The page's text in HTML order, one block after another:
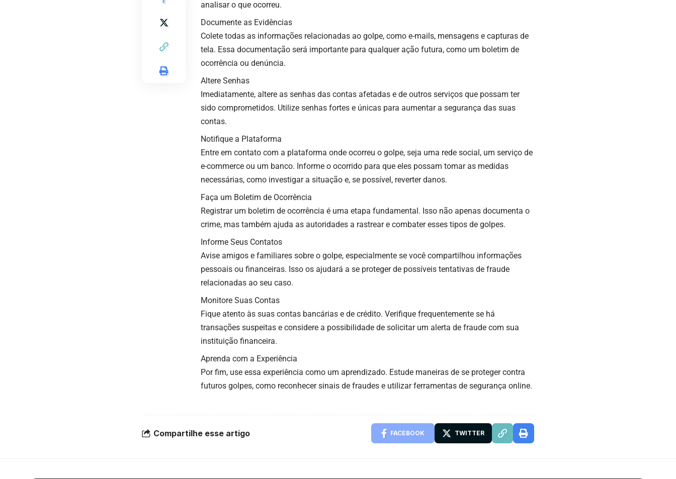
analisar o que ocorreu.
Documente as Evidências
Colete todas as informações relacionadas ao golpe, como e-mails, mensagens e capturas de
tela. Essa documentação será importante para qualquer ação futura, como um boletim de
ocorrência ou denúncia.
Altere Senhas
Imediatamente, altere as senhas das contas afetadas e de outros serviços que possam ter
sido comprometidos. Utilize senhas fortes e únicas para aumentar a segurança das suas
contas.
Notifique a Plataforma
Entre em contato com a plataforma onde ocorreu o golpe, seja uma rede social, um serviço de
e-commerce ou um banco. Informe o ocorrido para que eles possam tomar as medidas
necessárias, como investigar a situação e, se possível, reverter danos.
Faça um Boletim de Ocorrência
Registrar um boletim de ocorrência é uma etapa fundamental. Isso não apenas documenta o
crime, mas também ajuda as autoridades a rastrear e combater esses tipos de golpes.
Informe Seus Contatos
Avise amigos e familiares sobre o golpe, especialmente se você compartilhou informações
pessoais ou financeiras. Isso os ajudará a se proteger de possíveis tentativas de fraude
relacionadas ao seu caso.
Monitore Suas Contas
Fique atento às suas contas bancárias e de crédito. Verifique frequentemente se há
transações suspeitas e considere a possibilidade de solicitar um alerta de fraude com sua
instituição financeira.
Aprenda com a Experiência
Por fim, use essa experiência como um aprendizado. Estude maneiras de se proteger contra
futuros golpes, como reconhecer sinais de fraudes e utilizar ferramentas de segurança online.
Compartilhe esse artigo FACEBOOK TWITTER